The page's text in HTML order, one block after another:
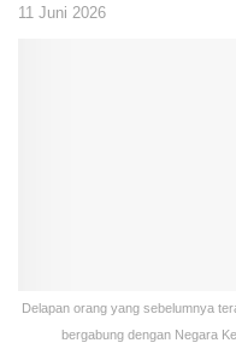
11 Juni 2026
Delapan orang yang sebelumnya
bergabung dengan Negara